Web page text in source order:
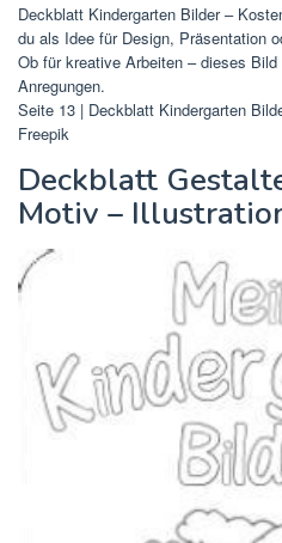
Deckblatt Kindergarten Bilder –
du als Idee für Design, Präsentation
Ob für kreative Arbeiten – dieses
Anregungen.
Seite 13 | Deckblatt Kindergarten
Freepik
Deckblatt
Motiv –